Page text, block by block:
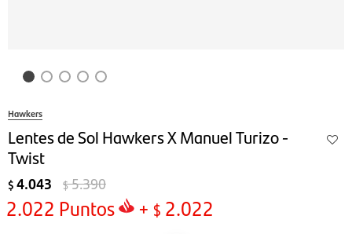
Hawkers
Lentes de Sol Hawkers X Manuel Turizo -
Twist
$ 4.043 $5.390
2.022 Puntos + $ 2.022